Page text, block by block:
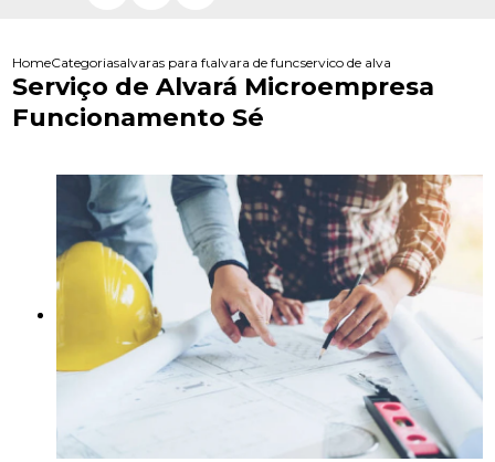
HomeCategoriasalvaras para funcionamentoalvara de funcionamento consultoria
servico de alvara
Serviço de Alvará Microempresa
Funcionamento Sé